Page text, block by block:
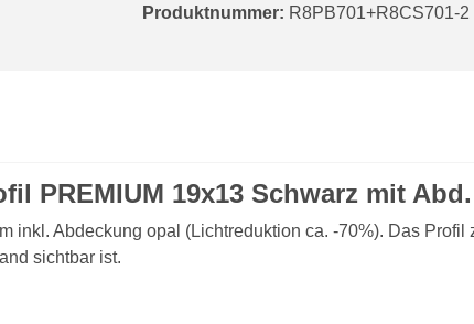
Produktnummer: R8PB701+R8CS701-2
PREMIUM 19x13 Schwarz mit
inkl. Abdeckung opal (Lichtreduktion ca. -70%). Das
sichtbar ist.